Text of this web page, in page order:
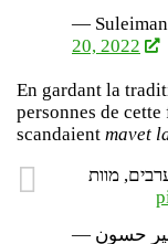
— Suleiman
20, 2022
En gardant la
personnes de
scandaient mavet
מוות